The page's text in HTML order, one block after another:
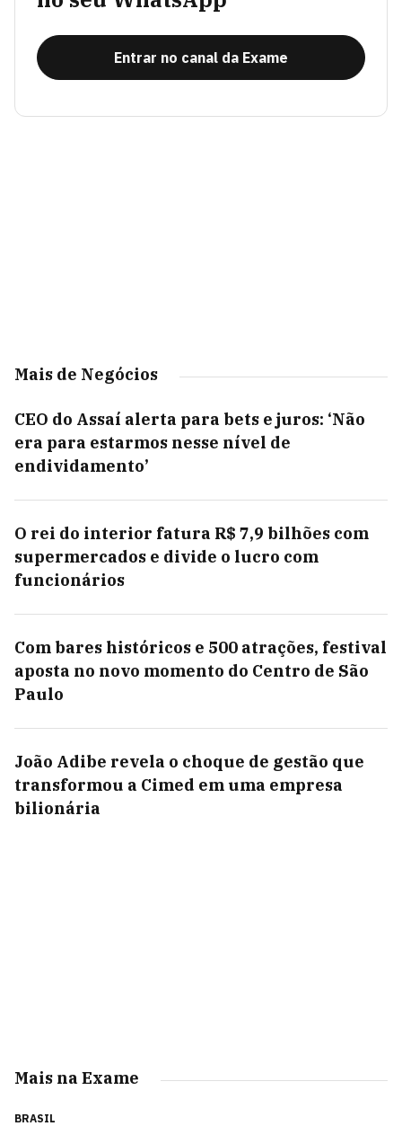
Entrar no canal da Exame
Mais de Negócios
CEO do Assaí alerta para bets e juros: ‘Não
era para estarmos nesse nível de
endividamento’
O rei do interior fatura R$ 7,9 bilhões com
supermercados e divide o lucro com
funcionários
Com bares históricos e 500 atrações, festival
aposta no novo momento do Centro de São
Paulo
João Adibe revela o choque de gestão que
transformou a Cimed em uma empresa
bilionária
Mais na Exame
BRASIL